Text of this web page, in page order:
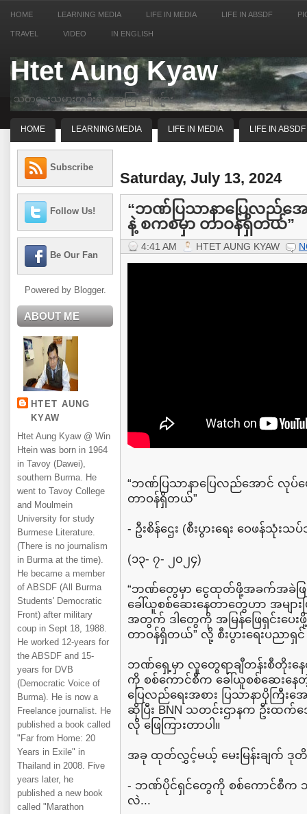
HOME LEARNING MEDIA LIFE IN MEDIA LIFE IN ABSDF
TRAVEL VIDEO IN ENGLISH
Htet Aung Kyaw
သတင္းသမားတဦးရဲ့ အေတြးအျမင္မ်ား
HOME LEARNING MEDIA LIFE IN MEDIA LIFE IN ABSDF
Subscribe
Follow Us!
Be Our Fan
Powered by Blogger.
ABOUT ME
HTET AUNG
KYAW
Htet Aung Kyaw @ Win
Htein was born in 1964
in Tavoy (Dawei),
southern Burma. He
went to Tavoy College
and Moulmein
University for study
Burmese Literature.
(There is no journalism
in Burma at the time).
He became a member
of ABSDF (All Burma
Students' Democratic
Front) after military
coup in Sept 18, 1988.
He worked 12-years for
the ABSDF and 15-
years for DVB
(Democratic Voice of
Burma). He is now a
Freelance journalist. He
published a book called
"Far from Home: 20
Years in Exile" in
Thailand in 2008. Five
years later, he
published a new book
called "Marathon
Saturday, July 13, 2024
“ဘဏ်ပြသာနာပြေလည်အ
နဲ့ စကစမှာ တာဝန်ရှိတယ်”
4:41 AM HTET AUNG KYAW
“ဘဏ်ပြသာနာပြေလည်အောင် လုပ်
တာဝန်ရှိတယ်”
- ဦးစိန်ဌေး (စီးပွားရေး ဝေဖန်သုံးသ
(၁၃- ၇- ၂၀၂၄)
“ဘဏ်တွေမှာ ငွေထုတ်ဖို့အခက်အခဲဖ
ခေါ်ယူစစ်ဆေးနေတာတွေဟာ အမျ
အတွက် ဒါတွေကို အမြန်ဖြေရှင်းပေ
တာဝန်ရှိတယ်” လို့ စီးပွားရေးပညာရှင်
ဘဏ်ရှေ့မှာ လူတွေရာချီတန်းစီတိုးန
ကို စစ်ကောင်စီက ခေါ်ယူစစ်ဆေးန
ပြေလည်ရေးအစား ပြသာနာပိုကြီး
ဆိုပြီး BNN သတင်းဌာနက ဦးထက်အ
လို ဖြေကြားတာပါ။
အခု ထုတ်လွှင့်မယ့် မေးမြန်းချက် ဒုတိ
- ဘဏ်ပိုင်ရှင်တွေကို စစ်ကောင်စီက ဘ
လဲ...